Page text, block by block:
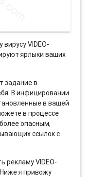
VIDEO-
ярлыки ваших
задание в
В инфицировании
в вашей
в процессе
опасным,
ссылок с
рекламу VIDEO-
Ниже я привожу